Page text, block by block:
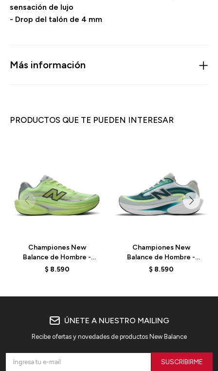
sensación de lujo
- Drop del talón de 4 mm
Más información
PRODUCTOS QUE TE PUEDEN INTERESAR
Championes New
Balance de Hombre -
Ellipse - MELPS78S -
$ 8.590
Championes New
Balance de Hombre -
Ellipse - MELPS4B2 -
$ 8.590
ÚNETE A NUESTRO MAILING
Recibe ofertas y novedades de productos New Balance
SUSCRIBIRME